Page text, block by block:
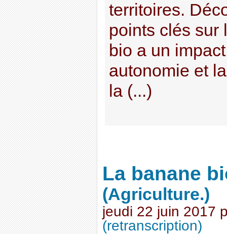
territoires.
points clés sur
bio a un
autonomie et
la (...)
La banane
(Agriculture.)
jeudi 22 juin 2017
(retranscription)